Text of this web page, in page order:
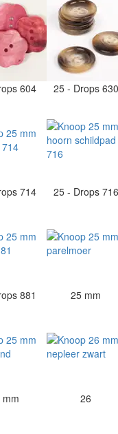
604 25 - Drops
714 25 - Drops
881 25 mm
mm 26